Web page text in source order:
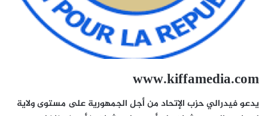
www.kiffamedia.com
يدعو فيدرالي حزب الإتحاد من أجل الجمهورية على مستوى ولاية